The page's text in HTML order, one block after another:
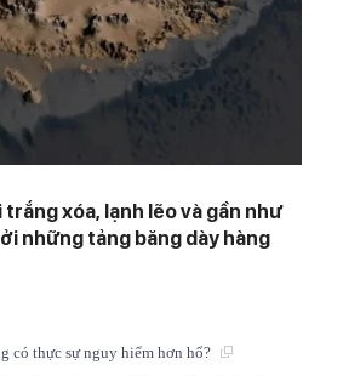
xóa, lạnh lẽo và gần như
những tảng băng dày hàng
có thực sự nguy hiểm hơn hổ?